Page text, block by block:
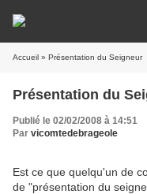
Accueil » Présentation du Seigneur
Présentation du
Publié le 02/02/2008 à 14:51
Par vicomtedebrageole
Est ce que quelqu'un de
de "présentation du